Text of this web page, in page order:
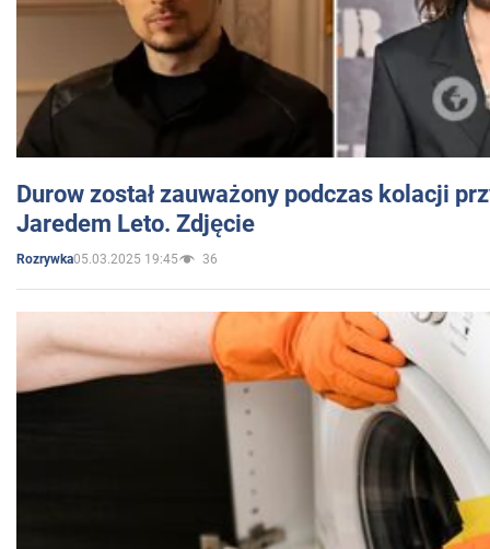
Durow został zauważony podczas kolacji
Jaredem Leto. Zdjęcie
Rozrywka05.03.2025 19:45 36